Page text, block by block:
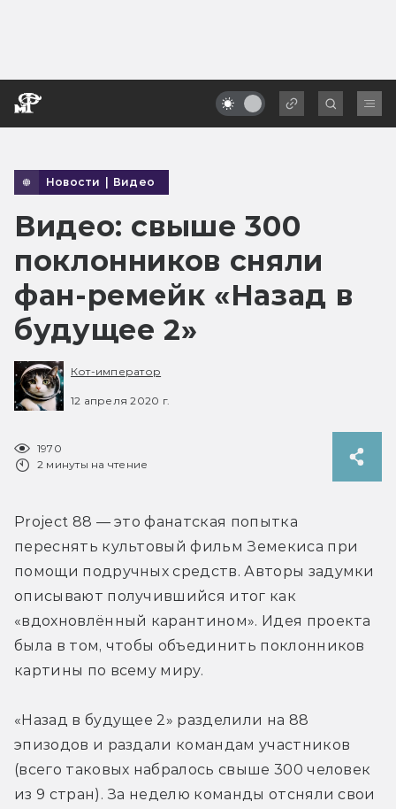
Новости | Видео
Видео: свыше 300
поклонников сняли
фан-ремейк «Назад в
будущее 2»
Кот-император
12 апреля 2020 г.
1970
2 минуты на чтение
Project 88 — это фанатская попытка
переснять культовый фильм Земекиса при
помощи подручных средств. Авторы задумки
описывают получившийся итог как
«вдохновлённый карантином». Идея проекта
была в том, чтобы объединить поклонников
картины по всему миру.
«Назад в будущее 2» разделили на 88
эпизодов и раздали командам участников
(всего таковых набралось свыше 300 человек
из 9 стран). За неделю команды отсняли свои